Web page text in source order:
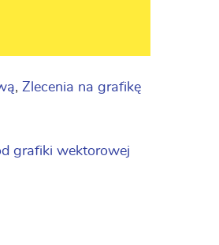
, Zlecenia na grafikę
grafiki wektorowej